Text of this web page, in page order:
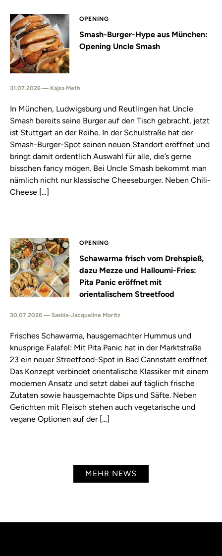
OPENING
Smash-Burger-Hype aus München:
Opening Uncle Smash
31.07.2026 — Kajsa Meth
In München, Ludwigsburg und Reutlingen hat Uncle
Smash bereits seine Burger auf den Tisch gebracht, jetzt
ist Stuttgart an der Reihe. In der Schulstraße hat der
Smash-Burger-Spot seinen neuen Standort eröffnet und
bringt damit ordentlich Auswahl für alle, die’s gerne
bisschen fancy mögen. Bei Uncle Smash bekommt man
nämlich nicht nur klassische Cheeseburger. Neben Chili-
Cheese […]
OPENING
Schawarma frisch vom Drehspieß,
dazu Mezze und Halloumi-Fries:
Pita Panic eröffnet mit
orientalischem Streetfood
30.07.2026 — Saskia-Jacqueline Moritz
Frisches Schawarma, hausgemachter Hummus und
knusprige Falafel: Mit Pita Panic hat in der Marktstraße
23 ein neuer Streetfood-Spot in Bad Cannstatt eröffnet.
Das Konzept verbindet orientalische Klassiker mit einem
modernen Ansatz und setzt dabei auf täglich frische
Zutaten sowie hausgemachte Dips und Säfte. Neben
Gerichten mit Fleisch stehen auch vegetarische und
vegane Optionen auf der […]
MEHR NEWS